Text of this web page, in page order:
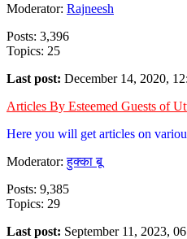
Moderator: Rajneesh
Posts: 3,396
Topics: 25
Last post: December 14, 2020,
Articles By Esteemed Guests of
Here you will get articles on
Moderator:हुक्का बू
Posts: 9,385
Topics: 29
Last post: September 11, 2023,